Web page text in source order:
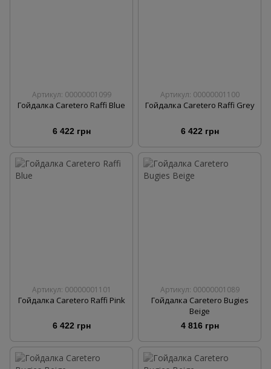
Артикул: 00000001099
Гойдалка Caretero Raffi Blue
6 422 грн
Артикул: 00000001100
Гойдалка Caretero Raffi Grey
6 422 грн
Артикул: 00000001101
Гойдалка Caretero Raffi Pink
6 422 грн
Артикул: 00000001089
Гойдалка Caretero Bugies
Beige
4 816 грн